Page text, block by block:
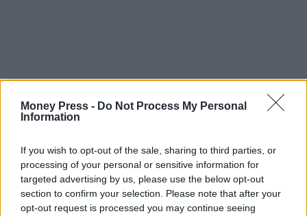
Money Press - Do Not Process My Personal
Information
If you wish to opt-out of the sale, sharing to third parties, or
processing of your personal or sensitive information for
targeted advertising by us, please use the below opt-out
section to confirm your selection. Please note that after your
opt-out request is processed you may continue seeing